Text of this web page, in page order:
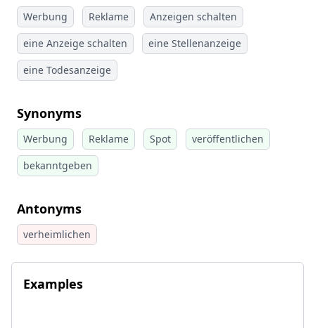
Werbung Reklame
Anzeigen schalten
eine Anzeige schalten
eine Stellenanzeige
eine Todesanzeige
Synonyms
Werbung Reklame Spot
veröffentlichen
bekanntgeben
Antonyms
verheimlichen
Examples